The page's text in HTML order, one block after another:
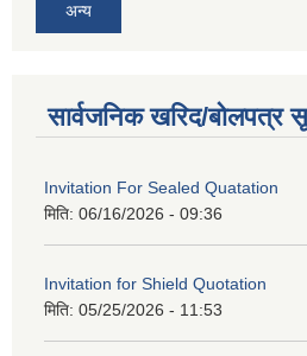
अन्य
सार्वजनिक खरिद/बोलपत्र
Invitation For Sealed Quatation
मिति: 06/16/2026 - 09:36
Invitation for Shield Quotation
मिति: 05/25/2026 - 11:53